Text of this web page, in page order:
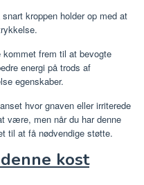
kroppen holder op med at
kommet frem til at bevogte
energi på trods af
egenskaber.
hvor gnaven eller irriterede
være, men når du har denne
til at få nødvendige støtte.
kost